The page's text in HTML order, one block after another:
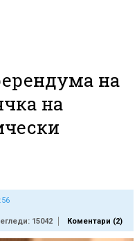
на
на
15042 Коментари (2)